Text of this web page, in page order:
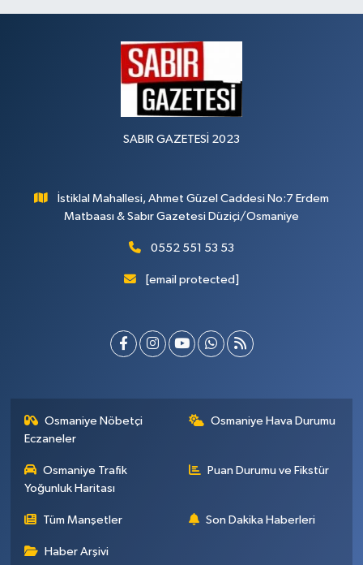
SABIR GAZETESİ 2023
İstiklal Mahallesi, Ahmet Güzel Caddesi No:7 Erdem
Matbaası & Sabır Gazetesi Düziçi/Osmaniye
0552 551 53 53
[email protected]
Osmaniye Nöbetçi
Eczaneler
Osmaniye Hava Durumu
Osmaniye Trafik
Yoğunluk Haritası
Puan Durumu ve Fikstür
Tüm Manşetler Son Dakika Haberleri
Haber Arşivi